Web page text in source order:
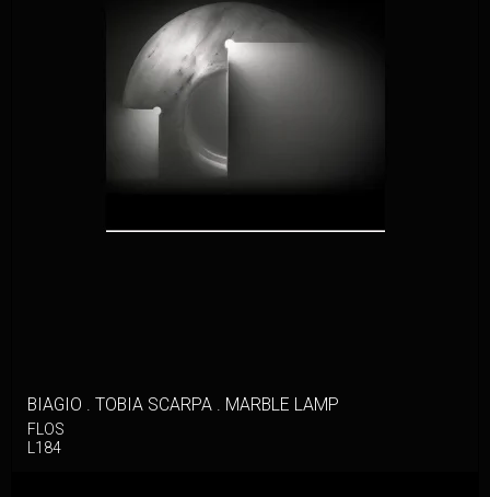
BIAGIO . TOBIA SCARPA . MARBLE LAMP
FLOS
L184